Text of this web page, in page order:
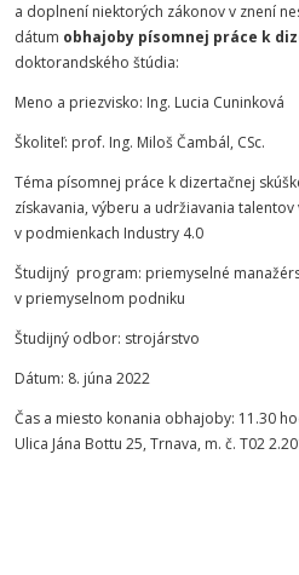
a doplnení niektorých zákonov v znení
dátum obhajoby písomnej práce k
doktorandského štúdia:
Meno a priezvisko: Ing. Lucia Cuninková
Školiteľ: prof. Ing. Miloš Čambál, CSc.
Téma písomnej práce k dizertačnej
získavania, výberu a udržiavania
v podmienkach Industry 4.0
Študijný program: priemyselné
v priemyselnom podniku
Študijný odbor: strojárstvo
Dátum: 8. júna 2022
Čas a miesto konania obhajoby: 11.30
Ulica Jána Bottu 25, Trnava, m. č. T02